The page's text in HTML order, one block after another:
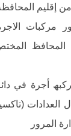
إقلیم
مركبات
المحافظ
أجرة في
العدادات
المرور